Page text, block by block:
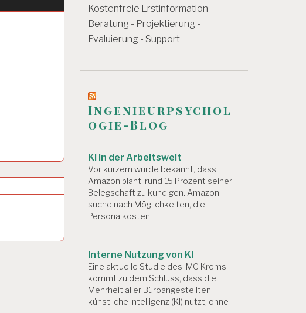
Kostenfreie Erstinformation
Beratung - Projektierung -
Evaluierung - Support
Ingenieurpsychol
ogie-Blog
KI in der Arbeitswelt
Vor kurzem wurde bekannt, dass
Amazon plant, rund 15 Prozent seiner
Belegschaft zu kündigen. Amazon
suche nach Möglichkeiten, die
Personalkosten
Interne Nutzung von KI
Eine aktuelle Studie des IMC Krems
kommt zu dem Schluss, dass die
Mehrheit aller Büroangestellten
künstliche Intelligenz (KI) nutzt, ohne